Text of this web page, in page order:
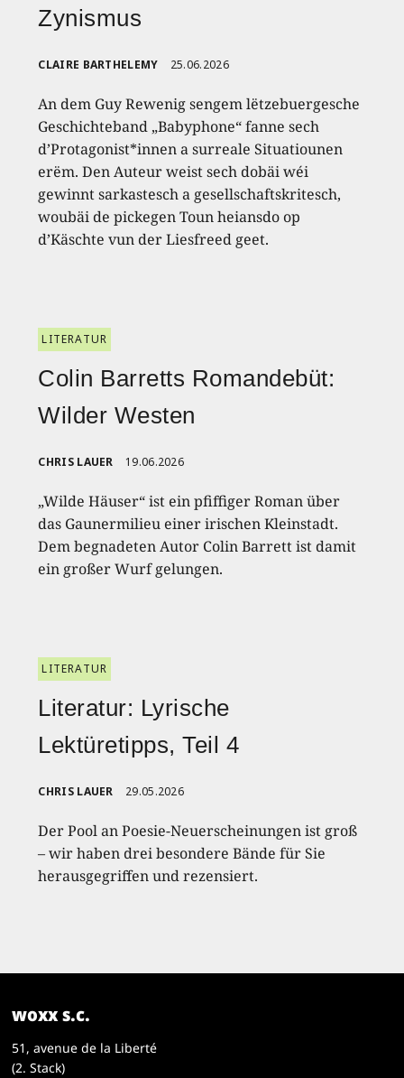
Zynismus
CLAIRE BARTHELEMY 25.06.2026
An dem Guy Rewenig sengem lëtzebuergesche
Geschichteband „Babyphone“ fanne sech
d’Protagonist*innen a surreale Situatiounen
erëm. Den Auteur weist sech dobäi wéi
gewinnt sarkastesch a gesellschaftskritesch,
woubäi de pickegen Toun heiansdo op
d’Käschte vun der Liesfreed geet.
LITERATUR
Colin Barretts Romandebüt:
Wilder Westen
CHRIS LAUER 19.06.2026
„Wilde Häuser“ ist ein pfiffiger Roman über
das Gaunermilieu einer irischen Kleinstadt.
Dem begnadeten Autor Colin Barrett ist damit
ein großer Wurf gelungen.
LITERATUR
Literatur: Lyrische
Lektüretipps, Teil 4
CHRIS LAUER 29.05.2026
Der Pool an Poesie-Neuerscheinungen ist groß
– wir haben drei besondere Bände für Sie
herausgegriffen und rezensiert.
woxx s.c.
51, avenue de la Liberté
(2. Stack)